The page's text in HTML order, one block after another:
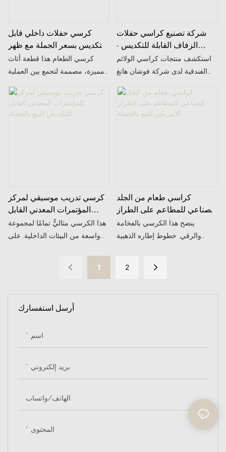
أرسل استفسارك
اسم
بريد إلكتروني
الهاتف/واتساب
المحتوى
كرسي حفلات داخلي قابل
للتكديس بسعر الجملة مع ظهر
من الخيزران وإطار من
الألومنيوم بحبيبات خشبية
كرسي الطعام هذا قطعة أثاث
مميزة، مصممة لتجمع بين العملية
يضمن متانة وقوة استثنائيتين، مما
يجعله مناسبًا للاستخدام المتكرر
شركة تصنيع كراسي حفلات
الزفاف القابلة للتكديس -
كرسي طعام أزرق داكن
للمؤتمرات
استكشف منتجات كراسي الولائم
الفندقية لدى شركة فوشان هانغ
المصنعة الصينية الموثوقة. تواصل
كرسي تدريب موسيقي لمركز
المؤتمرات المعدني القابل
للتكديس للبيع بالجملة
هذا الكرسي مثاليٌّ تمامًا لمجموعة
واسعة من البيئات الداخلية. على
كراسي طعام من الجلد
الصناعي للمطاعم على الطراز
الأمريكي للبيع بالجملة
ينضح هذا الكرسي بالفخامة
والرقي. خطوط إطاره الذهبية
1 2